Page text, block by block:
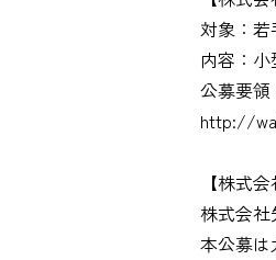
対象：
内容：
公募要領
http://
【株式
株式会社
本公募は